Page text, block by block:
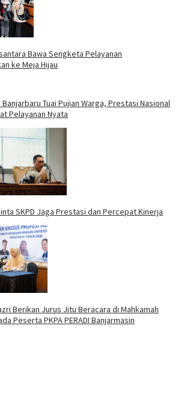
Bawa Sengketa Pelayanan
ke Meja Hijau
Banjarbaru Tuai Pujian Warga, Prestasi Nasional
Pelayanan Nyata
SKPD Jaga Prestasi dan Percepat Kinerja
Berikan Jurus Jitu Beracara di Mahkamah
Peserta PKPA PERADI Banjarmasin